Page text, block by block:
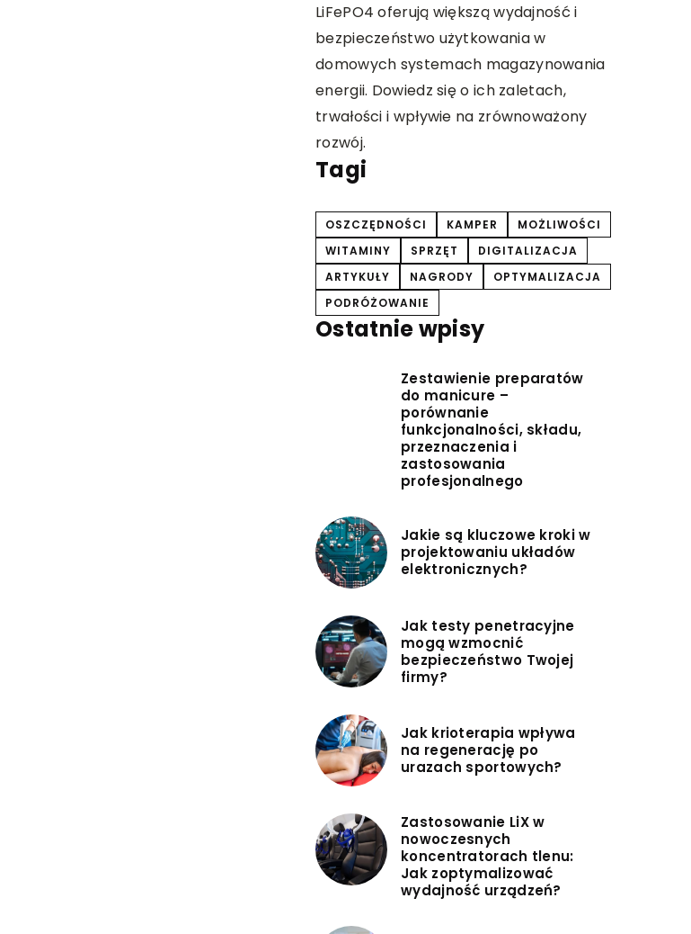
LiFePO4 oferują większą wydajność i
bezpieczeństwo użytkowania w
domowych systemach magazynowania
energii. Dowiedz się o ich zaletach,
trwałości i wpływie na zrównoważony
rozwój.
Tagi
OSZCZĘDNOŚCI KAMPER
MOŻLIWOŚCI
WITAMINY
SPRZĘT
DIGITALIZACJA
ARTYKUŁY
NAGRODY
OPTYMALIZACJA
PODRÓŻOWANIE
Ostatnie wpisy
Zestawienie preparatów
do manicure –
porównanie
funkcjonalności, składu,
przeznaczenia i
zastosowania
profesjonalnego
Jakie są kluczowe kroki w
projektowaniu układów
elektronicznych?
Jak testy penetracyjne
mogą wzmocnić
bezpieczeństwo Twojej
firmy?
Jak krioterapia wpływa
na regenerację po
urazach sportowych?
Zastosowanie LiX w
nowoczesnych
koncentratorach tlenu:
Jak zoptymalizować
wydajność urządzeń?